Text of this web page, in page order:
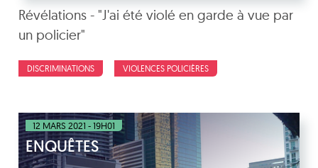
Révélations - "J'ai été violé en garde à vue par
un policier"
DISCRIMINATIONS VIOLENCES POLICIÈRES
12 MARS 2021 - 19H01
ENQUÊTES